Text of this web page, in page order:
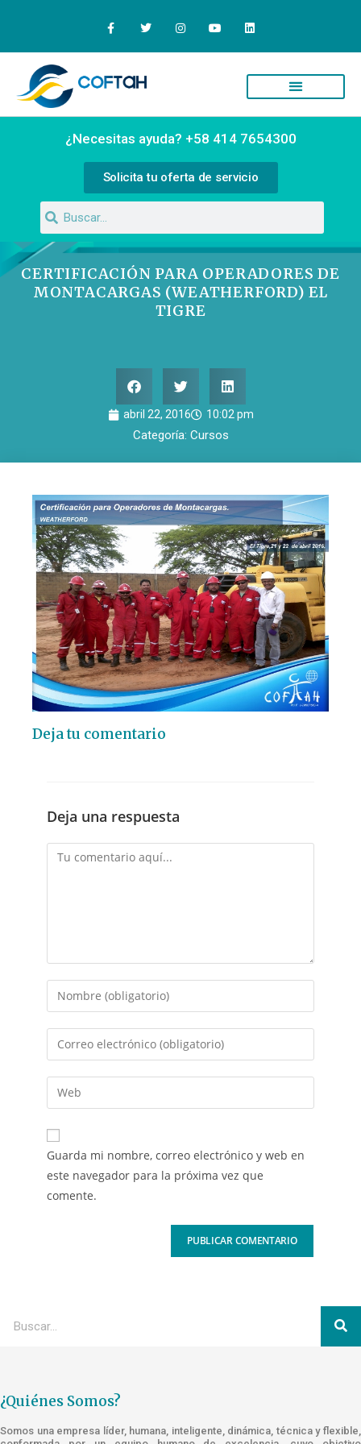
¿Necesitas ayuda? +58 414 7654300
Solicita tu oferta de servicio
CERTIFICACIÓN PARA OPERADORES DE
MONTACARGAS (WEATHERFORD) EL
TIGRE
abril 22, 2016 10:02 pm
Categoría: Cursos
Deja tu comentario
Deja una respuesta
Guarda mi nombre, correo electrónico y web en
este navegador para la próxima vez que
comente.
¿Quiénes Somos?
Somos una empresa líder, humana, inteligente, dinámica, técnica y flexible,